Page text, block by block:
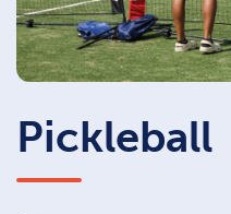
Pickleball